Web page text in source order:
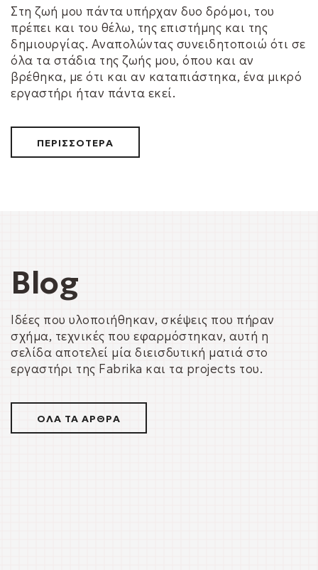
Στη ζωή μου πάντα υπήρχαν δυο δρόμοι, του
πρέπει και του θέλω, της επιστήμης και της
δημιουργίας. Αναπολώντας συνειδητοποιώ ότι σε
όλα τα στάδια της ζωής μου, όπου και αν
βρέθηκα, με ότι και αν καταπιάστηκα, ένα μικρό
εργαστήρι ήταν πάντα εκεί.
ΠΕΡΙΣΣΟΤΕΡΑ
Blog
Ιδέες που υλοποιήθηκαν, σκέψεις που πήραν
σχήμα, τεχνικές που εφαρμόστηκαν, αυτή η
σελίδα αποτελεί μία διεισδυτική ματιά στο
εργαστήρι της Fabrika και τα projects του.
ΟΛΑ ΤΑ ΑΡΘΡΑ